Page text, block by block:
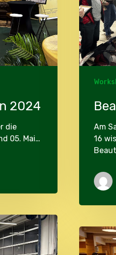
2024
die
05. Mai…
Am
16
mit